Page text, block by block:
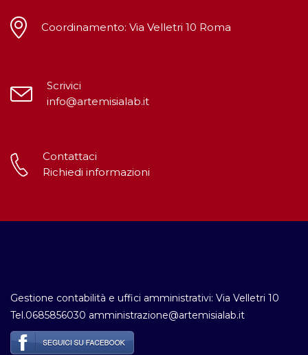
Coordinamento: Via Velletri 10 Roma
Scrivici
info@artemisialab.it
Contattaci
Richiedi informazioni
Gestione contabilità e uffici amministrativi: Via Velletri 10
Tel.0685856030 amministrazione@artemisialab.it